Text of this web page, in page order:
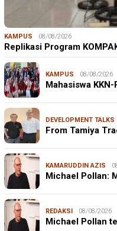
KAMPUS 08/08/2026
Replikasi Program
KAMPUS 08/08/2026
Mahasiswa
DEVELOPMENT TALKS
From Tamiya
KAMARUDDIN AZIS
Michael Pollan:
REDAKSI 08/08/2026
Michael Pollan